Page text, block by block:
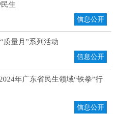
生
信息公开
质量月”系列活动
信息公开
年广东省民生领域“铁拳”行
信息公开